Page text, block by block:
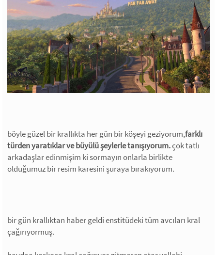
böyle güzel bir krallıkta her gün bir köşeyi geziyorum,farklı
türden yaratıklar ve büyülü şeylerle tanışıyorum.çok tatlı
arkadaşlar edinmişim ki sormayın onlarla birlikte
olduğumuz bir resim karesini şuraya bırakıyorum.
bir gün krallıktan haber geldi enstitüdeki tüm avcıları kral
çağırıyormuş.